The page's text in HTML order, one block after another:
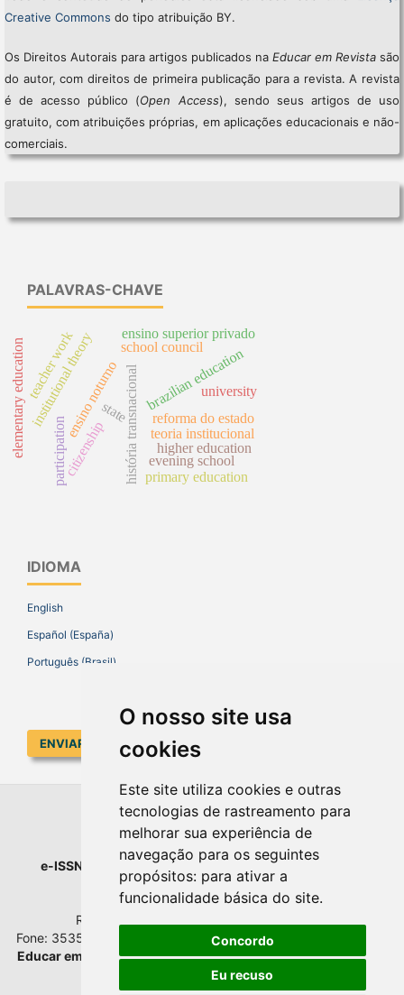
O nosso site usa
cookies
Este site utiliza cookies e outras
tecnologias de rastreamento para
melhorar sua experiência de
navegação para os seguintes
propósitos: para ativar a
funcionalidade básica do site.
Concordo
Eu recuso
Creative Commons do tipo atribuição BY.
Os Direitos Autorais para artigos publicados naEducar em Revista são
do autor, com direitos de primeira publicação para a revista. A revista
é de acesso público (Open Access), sendo seus artigos de uso
gratuito, com atribuições próprias, em aplicações educacionais e não-
comerciais.
PALAVRAS-CHAVE
história transnacional brazilian education
school council
citizenship
participation
ensino superior privado
reforma do estado
teoria institucional
institutional theory
higher education
university
ensino noturno
evening school
elementary educationteacher work
state
primary education
IDIOMA
English
Español (España)
Português (Brasil)
ENVIAR SUBMISSÃO
EDUCAR EM REVISTA
e-ISSN : 1984-0411 | Prefixo DOI : 10.1590 | Qualis
Universidade Federal do Paraná
Setor de Educação - Campus Rebouças
Rua Rockefeller, nº 57, 2.º andar - Sala 202
Fone: 3535-6207 | Bairro: Rebouças | Curitiba - Paraná - Brasil
Educar em Revistaesta licenciada comCreative Commons BY
Atribuição 4.0 Internacional.